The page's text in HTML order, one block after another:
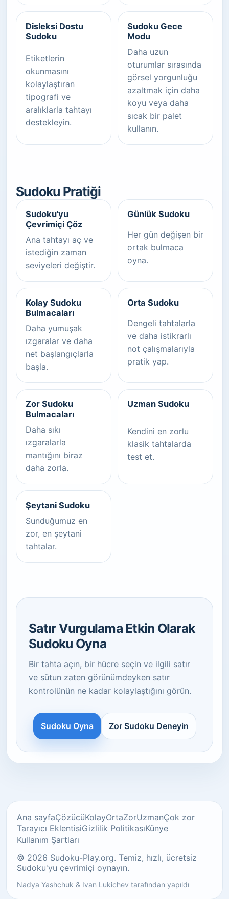
Disleksi Dostu
Sudoku
Etiketlerin
okunmasını
kolaylaştıran
tipografi ve
aralıklarla tahtayı
destekleyin.
Sudoku Gece
Modu
Daha uzun
oturumlar sırasında
görsel yorgunluğu
azaltmak için daha
koyu veya daha
sıcak bir palet
kullanın.
Sudoku Pratiği
Sudoku'yu
Çevrimiçi Çöz
Ana tahtayı aç ve
istediğin zaman
seviyeleri değiştir.
Günlük Sudoku
Her gün değişen bir
ortak bulmaca
oyna.
Kolay Sudoku
Bulmacaları
Daha yumuşak
ızgaralar ve daha
net başlangıçlarla
başla.
Orta Sudoku
Dengeli tahtalarla
ve daha istikrarlı
not çalışmalarıyla
pratik yap.
Zor Sudoku
Bulmacaları
Daha sıkı
ızgaralarla
mantığını biraz
daha zorla.
Uzman Sudoku
Kendini en zorlu
klasik tahtalarda
test et.
Şeytani Sudoku
Sunduğumuz en
zor, en şeytani
tahtalar.
Satır Vurgulama Etkin Olarak
Sudoku Oyna
Bir tahta açın, bir hücre seçin ve ilgili satır
ve sütun zaten görünümdeyken satır
kontrolünün ne kadar kolaylaştığını görün.
Sudoku Oyna Zor Sudoku Deneyin
Ana sayfaÇözücüKolayOrtaZorUzmanÇok zor
Tarayıcı EklentisiGizlilik PolitikasıKünye
Kullanım Şartları
© 2026 Sudoku-Play.org. Temiz, hızlı, ücretsiz
Sudoku'yu çevrimiçi oynayın.
Nadya Yashchuk & Ivan Lukichev tarafından yapıldı